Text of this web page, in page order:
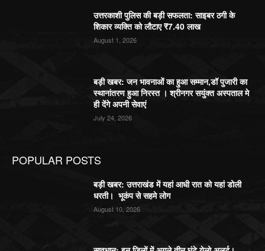
उत्तरकाशी पुलिस की बड़ी सफलता: साइबर ठगी के
शिकार व्यक्ति को लौटाए ₹7.40 लाख
August 1, 2026
बड़ी खबर: जन भावनाओं का हुआ सम्मान,डॉ पुजारी का
स्थानांतरण हुआ निरस्त । श्रीनगर सयुंक्त अस्पताल मे
ही देंगे अपनी सेवाएं
July 24, 2026
POPULAR POSTS
बड़ी खबर: उत्तराखंड में यहां आधी रात को यहां डोली
धरती। भूकंप से सहमे लोग
August 10, 2026